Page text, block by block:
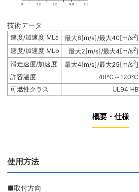
技術データ
速度/加速度 MLa 最大8[m/s]/最大40[m/s2]
速度/加速度 MLb
最大2[m/s]/最大4[m/s2]
滑走速度/加速度
最大4[m/s]/最大25[m/s2]
許容温度
-40℃～120℃
可燃性クラス
UL94 HB
概要・仕様
使用方法
■取付方向